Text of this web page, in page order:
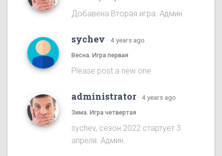
Добавена Вторая игра. Админ.
sychev · 4 years ago
Весна. Игра первая
Please post a new one
administrator · 4 years ago
Зима. Игра четвертая
sychev, сезон 2022 стартует 3
апреля. Админ.